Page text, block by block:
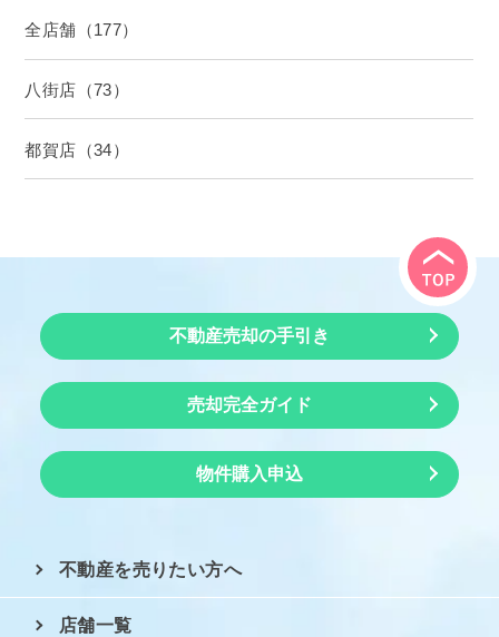
全店舗（177）
八街店（73）
都賀店（34）
不動産売却の手引き
売却完全ガイド
物件購入申込
不動産を売りたい方へ
店舗一覧